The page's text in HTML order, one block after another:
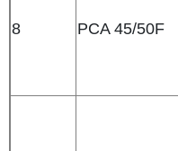
8 PCA 45/50F